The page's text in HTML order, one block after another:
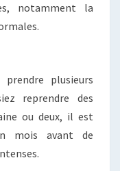
notamment la
plusieurs
reprendre des
ou deux, il est
mois avant de